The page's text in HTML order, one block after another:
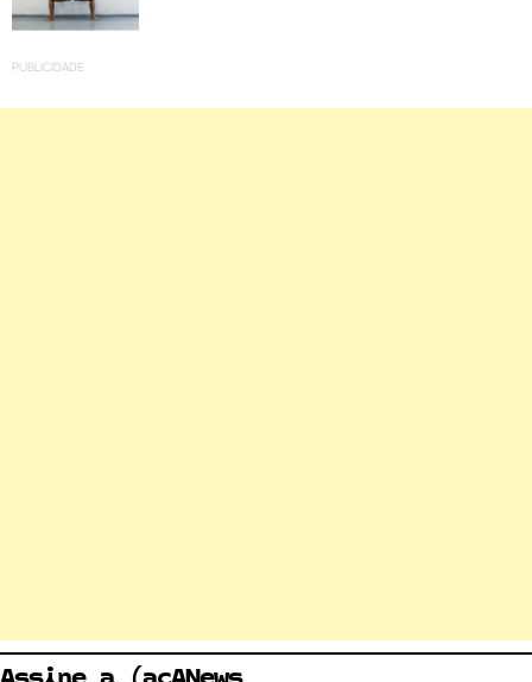
PUBLICIDADE